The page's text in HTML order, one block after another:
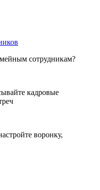
сотрудникам?
кадровые
воронку,